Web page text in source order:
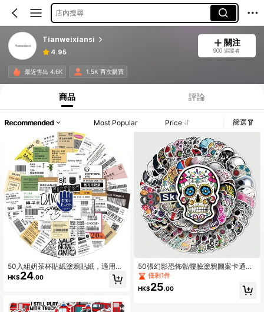
店內搜尋
Tianweixiansi
4.95
關注
900 追蹤者
最近售出 4.6K 1.5K 再次購買
商品 評論
Recommended Most Popular Price 篩選
50入組奶茶杯貼紙塗鴉貼紙，適用於
吉他滑板玩具汽水瓶杠頭盔滑雪板筆
記本手機殼冰箱門行李箱摩托車汽車
HK$24.00
50張幻影恐怖骷髏臉塗鴉圖案卡通動
漫貼紙，可愛時尚，防水，適用於筆
記本電腦、水壺、滑板、手機、學校
用品、開學用品等
僅剩1件
HK$25.00